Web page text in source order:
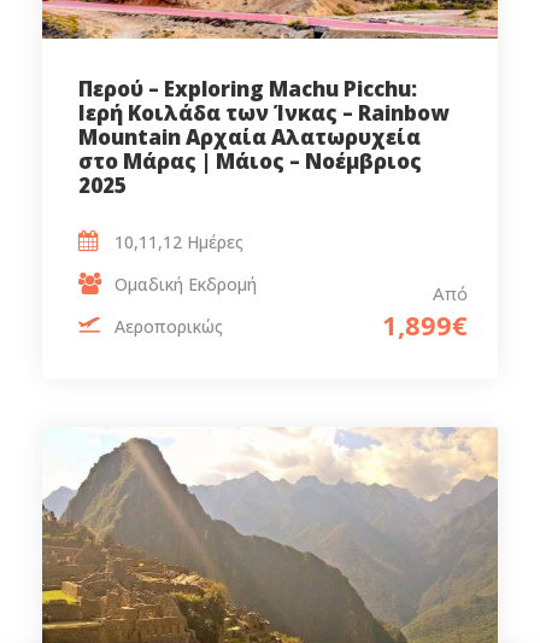
Περού – Exploring Machu Picchu:
Ιερή Κοιλάδα των Ίνκας – Rainbow
Mountain Αρχαία Αλατωρυχεία
στο Μάρας | Μάιος – Νοέμβριος
2025
Από
1,899€
10,11,12 Ημέρες
Ομαδική Εκδρομή
Αεροπορικώς